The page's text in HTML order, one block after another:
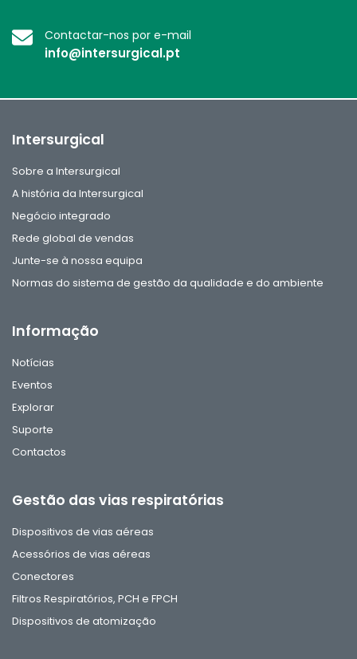
Contactar-nos por e-mail
info@intersurgical.pt
Intersurgical
Sobre a Intersurgical
A história da Intersurgical
Negócio integrado
Rede global de vendas
Junte-se à nossa equipa
Normas do sistema de gestão da qualidade e do ambiente
Informação
Notícias
Eventos
Explorar
Suporte
Contactos
Gestão das vias respiratórias
Dispositivos de vias aéreas
Acessórios de vias aéreas
Conectores
Filtros Respiratórios, PCH e FPCH
Dispositivos de atomização